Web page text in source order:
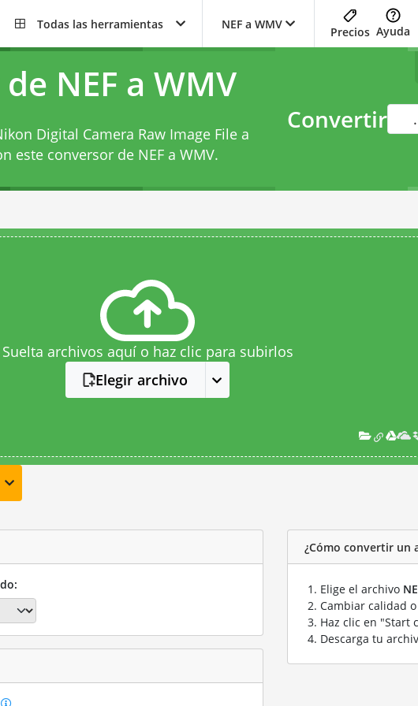
Todas las herramientas NEF a WMV
Precios Ayuda
NEF a WMV
Digital Camera Raw Image File a
este conversor de NEF a WMV.
Convertir
Suelta archivos aquí o haz clic para subirlos
Elegir archivo
¿Cómo convertir un
Elige el archivo
Cambiar calidad
Haz clic en "Start
Descarga tu